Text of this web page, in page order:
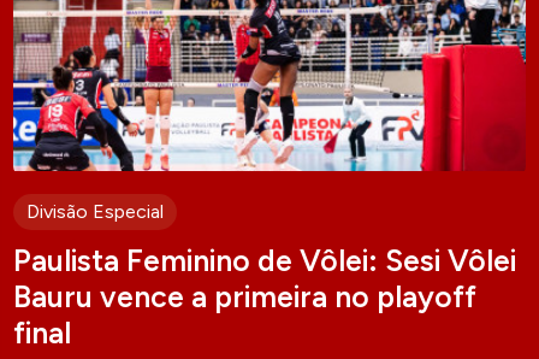
Divisão Especial
Paulista Feminino de Vôlei: Sesi Vôlei
Bauru vence a primeira no playoff
final